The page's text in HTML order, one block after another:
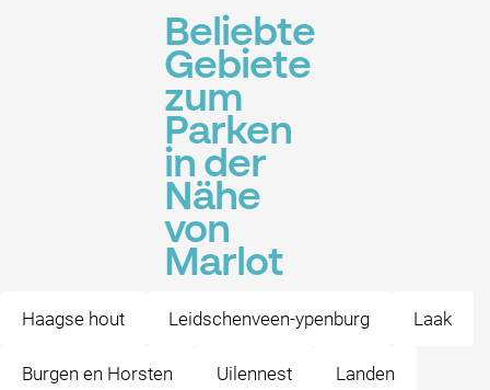
Beliebte
Gebiete
zum
Parken
in der
Nähe
von
Marlot
Haagse hout Leidschenveen-ypenburg Laak
Burgen en Horsten Uilennest Landen